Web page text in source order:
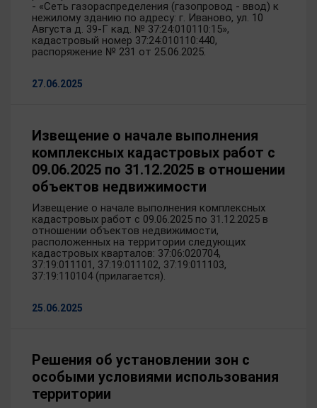
- «Сеть газораспределения (газопровод - ввод) к
нежилому зданию по адресу: г. Иваново, ул. 10
Августа д. 39-Г кад. № 37:24:010110:15»,
кадастровый номер 37:24:010110:440,
распоряжение № 231 от 25.06.2025.
27.06.2025
Извещение о начале выполнения
комплексных кадастровых работ с
09.06.2025 по 31.12.2025 в отношении
объектов недвижимости
Извещение о начале выполнения комплексных
кадастровых работ с 09.06.2025 по 31.12.2025 в
отношении объектов недвижимости,
расположенных на территории следующих
кадастровых кварталов: 37:06:020704,
37:19:011101, 37:19:011102, 37:19:011103,
37:19:110104 (прилагается).
25.06.2025
Решения об установлении зон с
особыми условиями использования
территории